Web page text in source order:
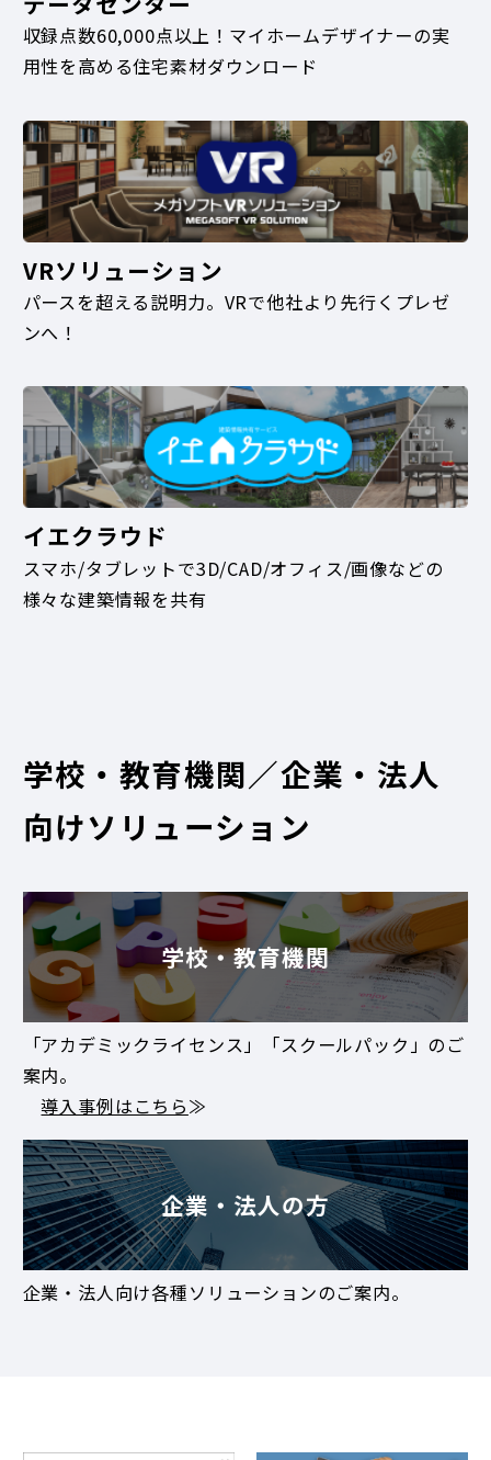
収録点数60,000点以上！マイホームデザイナーの実
用性を高める住宅素材ダウンロード
VRソリューション
パースを超える説明力。VRで他社より先行くプレゼ
ンへ！
イエクラウド
スマホ/タブレットで3D/CAD/オフィス/画像などの
様々な建築情報を共有
学校・教育機関／企業・法人
向けソリューション
学校・教育機関
「アカデミックライセンス」「スクールパック」のご
案内。
導入事例はこちら≫
企業・法人の方
企業・法人向け各種ソリューションのご案内。